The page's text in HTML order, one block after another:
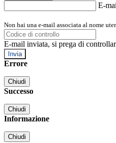
E-
Non hai una e-mail associata al nome
E-mail inviata, si prega di
Errore
Chiudi
Successo
Chiudi
Informazione
Chiudi